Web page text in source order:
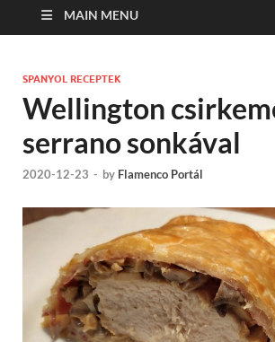
MAIN MENU
SPANYOL RECEPTEK
Wellington
serrano sonkával
2020-12-23 - by Flamenco Portál